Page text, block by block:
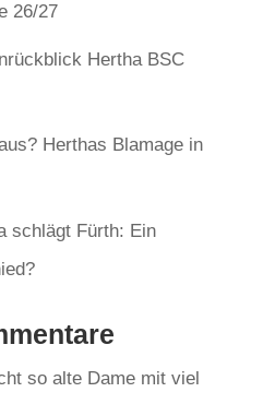
26/27
Hertha BSC
Herthas Blamage in
schlägt Fürth: Ein
so alte Dame mit viel